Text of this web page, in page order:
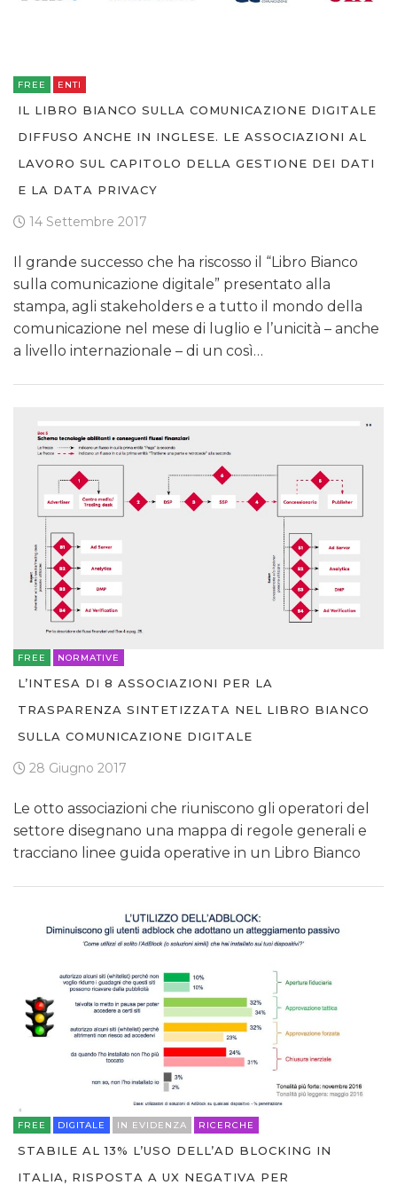
FREE ENTI
IL LIBRO BIANCO SULLA COMUNICAZIONE DIGITALE
DIFFUSO ANCHE IN INGLESE. LE ASSOCIAZIONI AL
LAVORO SUL CAPITOLO DELLA GESTIONE DEI DATI
E LA DATA PRIVACY
14 Settembre 2017
Il grande successo che ha riscosso il “Libro Bianco
sulla comunicazione digitale” presentato alla
stampa, agli stakeholders e a tutto il mondo della
comunicazione nel mese di luglio e l’unicità – anche
a livello internazionale – di un così…
FREE NORMATIVE
L’INTESA DI 8 ASSOCIAZIONI PER LA
TRASPARENZA SINTETIZZATA NEL LIBRO BIANCO
SULLA COMUNICAZIONE DIGITALE
28 Giugno 2017
Le otto associazioni che riuniscono gli operatori del
settore disegnano una mappa di regole generali e
tracciano linee guida operative in un Libro Bianco
FREE DIGITALE IN EVIDENZA RICERCHE
STABILE AL 13% L’USO DELL’AD BLOCKING IN
ITALIA, RISPOSTA A UX NEGATIVA PER